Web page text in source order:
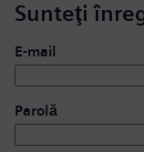
Sunteţi
Conectare: utilizator
E-mail
Parolă